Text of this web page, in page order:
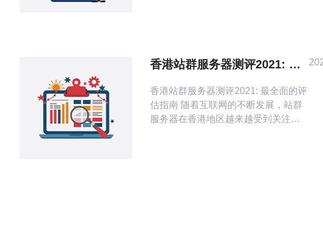
企业和个人选择托管网站的理想地点。
香港站群服务器不仅
香港站群服务器测评2021: 最
香港站群服务器测评2021: 最全面的评
估指南 随着互联网的不断发展，站群
服务器在香港地区越来越受到关注。